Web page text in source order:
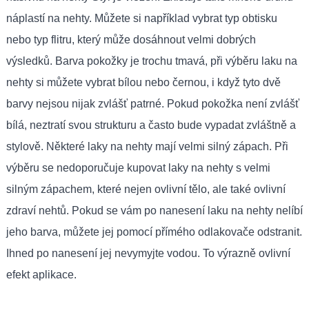
náplastí na nehty. Můžete si například vybrat typ obtisku
nebo typ flitru, který může dosáhnout velmi dobrých
výsledků. Barva pokožky je trochu tmavá, při výběru laku na
nehty si můžete vybrat bílou nebo černou, i když tyto dvě
barvy nejsou nijak zvlášť patrné. Pokud pokožka není zvlášť
bílá, neztratí svou strukturu a často bude vypadat zvláštně a
stylově. Některé laky na nehty mají velmi silný zápach. Při
výběru se nedoporučuje kupovat laky na nehty s velmi
silným zápachem, které nejen ovlivní tělo, ale také ovlivní
zdraví nehtů. Pokud se vám po nanesení laku na nehty nelíbí
jeho barva, můžete jej pomocí přímého odlakovače odstranit.
Ihned po nanesení jej nevymyjte vodou. To výrazně ovlivní
efekt aplikace.